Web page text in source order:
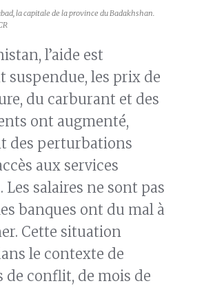
la capitale de la province du Badakhshan.
l’aide est
suspendue, les prix de
du carburant et des
ont augmenté,
des perturbations
aux services
Les salaires ne sont pas
banques ont du mal à
Cette situation
le contexte de
de conflit, de mois de